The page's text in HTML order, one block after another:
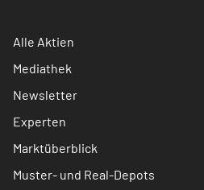
Alle Aktien
Mediathek
Newsletter
Experten
Marktüberblick
Muster- und Real-Depots